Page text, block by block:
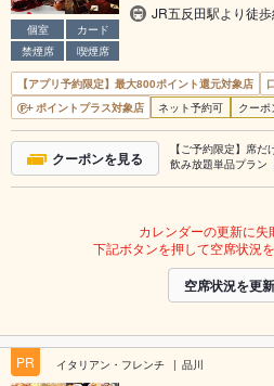
個室
カード
禁煙席
喫煙席
JR五反田駅より徒
【アプリ予約限定】最大800ポイント還元対象店
ポイントプラス対象店
ネット予約可 クーポ
クーポンを見る
【ご予約限定】席
飲み放題単品プラン
カレンダーの更新に失
下記ボタンを押して空席状況
空席状況を更
PR イタリアン・フレンチ 品川